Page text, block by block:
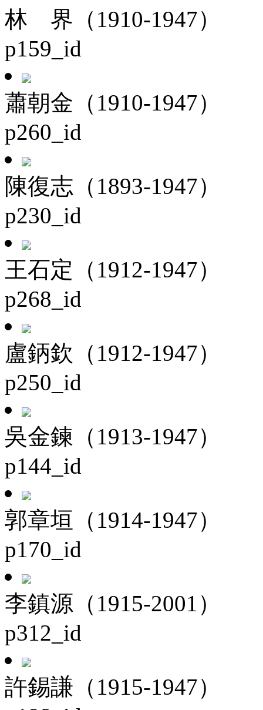
林 界（1910-1947）
p159_id
蕭朝金（1910-1947）
p260_id
陳復志（1893-1947）
p230_id
王石定（1912-1947）
p268_id
盧鈵欽（1912-1947）
p250_id
吳金鍊（1913-1947）
p144_id
郭章垣（1914-1947）
p170_id
李鎮源（1915-2001）
p312_id
許錫謙（1915-1947）